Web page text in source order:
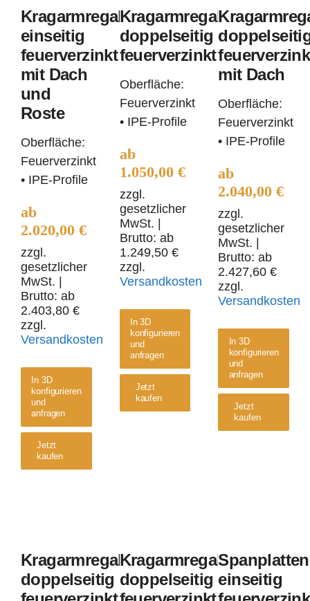
mit
Dach
und
Roste
Kragarmregal
einseitig
feuerverzinkt
mit Dach
und
Roste
Oberfläche:
Feuerverzinkt
• IPE-Profile
ab
2.020,00 €
zzgl.
gesetzlicher
MwSt. |
Brutto: ab
2.403,80 €
zzgl.
Versandkosten
In 3D
konfigurieren
und
anfragen
Jetzt
kaufen
doppelseitig
feuerverzinkt
Kragarmregal
doppelseitig
feuerverzinkt
Oberfläche:
Feuerverzinkt
• IPE-Profile
ab
1.050,00 €
zzgl.
gesetzlicher
MwSt. |
Brutto: ab
1.249,50 €
zzgl.
Versandkosten
In 3D
konfigurieren
und
anfragen
Jetzt
kaufen
mit
Dach
mit Dach
Oberfläche:
Feuerverzinkt
• IPE-Profile
ab
2.040,00€
zzgl.
gesetzlicher
MwSt. |
Brutto: ab
2.427,60€
zzgl.
Versandkosten
In 3D
konfigurieren
und
anfragen
Jetzt
kaufen
feuerverzinkt
mit
Kragarmregal
doppelseitig
mit
Dach
Kragarmregal
doppelseitig
einseitig
einseitig